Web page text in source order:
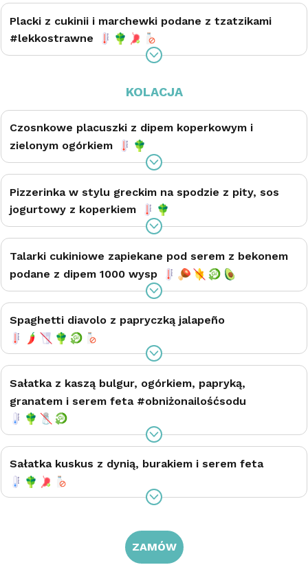
Placki z cukinii i marchewki podane z tzatzikami
#lekkostrawne
KOLACJA
Czosnkowe placuszki z dipem koperkowym i
zielonym ogórkiem
Pizzerinka w stylu greckim na spodzie z pity, sos
jogurtowy z koperkiem
Talarki cukiniowe zapiekane pod serem z bekonem
podane z dipem 1000 wysp
Spaghetti diavolo z papryczką jalapeño
Sałatka z kaszą bulgur, ogórkiem, papryką,
granatem i serem feta #obniżonailośćsodu
Sałatka kuskus z dynią, burakiem i serem feta
ZAMÓW